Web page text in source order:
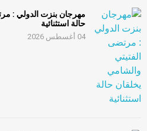
مهرجان بنزت الدولي :
حالة استثنائية
04 أغسطس 2026